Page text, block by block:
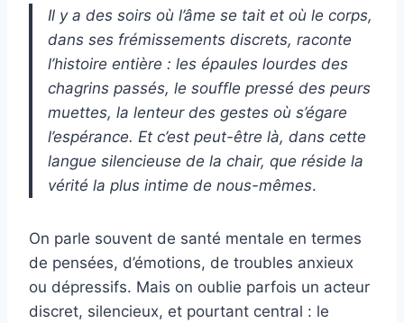
Il y a des soirs où l’âme se tait et où le corps,
dans ses frémissements discrets, raconte
l’histoire entière : les épaules lourdes des
chagrins passés, le souffle pressé des peurs
muettes, la lenteur des gestes où s’égare
l’espérance. Et c’est peut-être là, dans cette
langue silencieuse de la chair, que réside la
vérité la plus intime de nous-mêmes.
On parle souvent de santé mentale en termes
de pensées, d’émotions, de troubles anxieux
ou dépressifs. Mais on oublie parfois un acteur
discret, silencieux, et pourtant central : le